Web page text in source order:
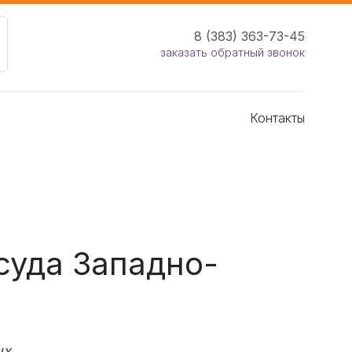
8 (383) 363-73-45
заказать обратный звонок
Контакты
Западно-